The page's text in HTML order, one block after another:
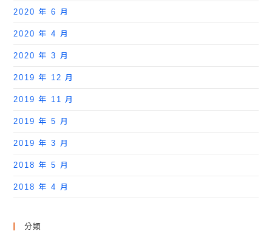
2020 年 6 月
2020 年 4 月
2020 年 3 月
2019 年 12 月
2019 年 11 月
2019 年 5 月
2019 年 3 月
2018 年 5 月
2018 年 4 月
分類